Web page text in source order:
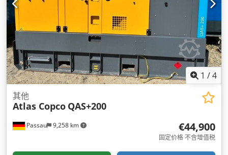
1 /4
Passau 9,258 km
其他
Atlas Copco QAS+200
€44,900
固定价格 不含增值税